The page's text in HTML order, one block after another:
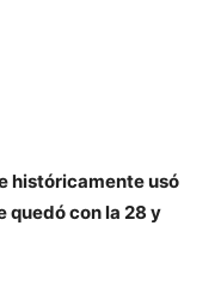
históricamente usó
quedó con la 28 y